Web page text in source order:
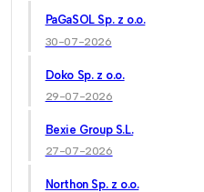
PaGaSOL Sp. z o.o.
30-07-2026
Doko Sp. z o.o.
29-07-2026
Bexie Group S.L.
27-07-2026
Northon Sp. z o.o.